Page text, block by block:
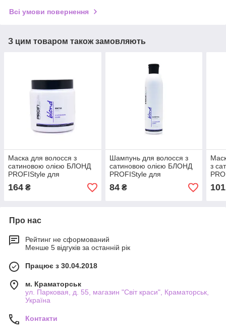
Всі умови повернення
З цим товаром також замовляють
Маска для волосся з
сатиновою олією БЛОНД
PROFIStyle для
освітленого волосся
164 ₴
Шампунь для волосся з
сатиновою олією БЛОНД
PROFIStyle для
освітленого волосся
84₴
з
101
Про нас
Рейтинг не сформований
Менше 5 відгуків за останній рік
Працює з 30.04.2018
м. Краматорськ
ул. Парковая, д. 55, магазин "Світ краси", Краматорськ,
Україна
Контакти